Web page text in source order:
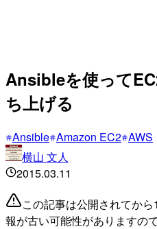
Ansibleを使って
ち上げる
Ansible Amazon EC2 AWS
横山 文人
2015.03.11
この記事は公開されてか
報が古い可能性がありますの